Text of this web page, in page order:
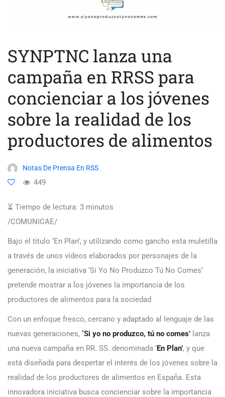
SYNPTNC lanza una
campaña en RRSS para
concienciar a los jóvenes
sobre la realidad de los
productores de alimentos
Notas De Prensa En RSS
449
⏳ Tiempo de lectura: 3 minutos
/COMUNICAE/
Bajo el título ‘En Plan’, y utilizando como gancho esta muletilla
a través de unos vídeos elaborados por personajes de la
generación, la iniciativa ‘Si Yo No Produzco Tú No Comes’
pretende mostrar a los jóvenes la importancia de los
productores de alimentos para la sociedad
Con un enfoque fresco, cercano y adaptado al lenguaje de las
nuevas generaciones, ‘Si yo no produzco, tú no comes’ lanza
una nueva campaña en RR. SS. denominada ‘En Plan’, y que
está diseñada para despertar el interés de los jóvenes sobre la
realidad de los productores de alimentos en España. Esta
innovadora iniciativa busca concienciar sobre la importancia